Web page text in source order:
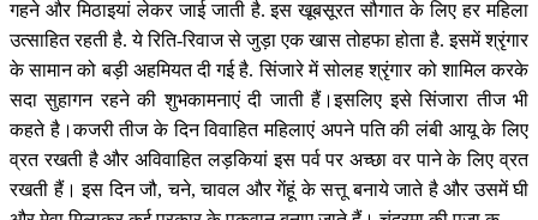
गहने और मिठाइयां लेकर जाई जाती है. इस खूबसूरत सौगात के लिए हर महिला
उत्साहित रहती है. ये रिति-रिवाज से जुड़ा एक खास तोहफा होता है. इसमें श्रृंगार
के सामान को बड़ी अहमियत दी गई है. सिंजारे में सोलह श्रृंगार को शामिल करके
सदा सुहागन रहने की शुभकामनाएं दी जाती हैं।इसलिए इसे सिंजारा तीज भी
कहते है।कजरी तीज के दिन विवाहित महिलाएं अपने पति की लंबी आयू के लिए
व्रत रखती है और अविवाहित लड़कियां इस पर्व पर अच्छा वर पाने के लिए व्रत
रखती हैं। इस दिन जौ, चने, चावल और गेंहूं के सत्तू बनाये जाते है और उसमें घी